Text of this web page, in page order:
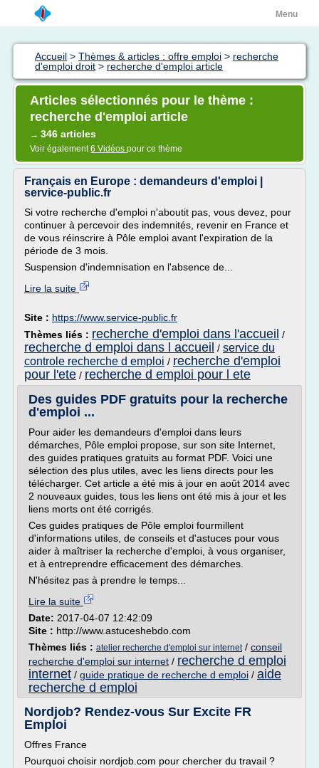
Menu
Accueil > Thèmes & articles : offre emploi > recherche
d'emploi droit > recherche d'emploi article
Articles sélectionnés pour le thème :
recherche d'emploi article
→ 346 articles
Voir également6 Vidéos pour ce thème
Français en Europe : demandeurs d'emploi |
service-public.fr
Si votre recherche d'emploi n'aboutit pas, vous devez, pour
continuer à percevoir des indemnités, revenir en France et
de vous réinscrire à Pôle emploi avant l'expiration de la
période de 3 mois.
Suspension d'indemnisation en l'absence de...
Lire la suite
Site : https://www.service-public.fr
Thèmes liés : recherche d'emploi dans l'accueil /
recherche d emploi dans l accueil / service du
controle recherche d emploi / recherche d'emploi
pour l'ete / recherche d emploi pour l ete
Des guides PDF gratuits pour la recherche
d'emploi ...
Pour aider les demandeurs d'emploi dans leurs
démarches, Pôle emploi propose, sur son site Internet,
des guides pratiques gratuits au format PDF. Voici une
sélection des plus utiles, avec les liens directs pour les
télécharger. Cet article a été mis à jour en août 2014 avec
2 nouveaux guides, tous les liens ont été mis à jour et les
liens morts ont été corrigés.
Ces guides pratiques de Pôle emploi fourmillent
d'informations utiles, de conseils et d'astuces pour vous
aider à maîtriser la recherche d'emploi, à vous organiser,
et à entreprendre efficacement des démarches.
N'hésitez pas à prendre le temps...
Lire la suite
Date: 2017-04-07 12:42:09
Site : http://www.astuceshebdo.com
Thèmes liés : atelier recherche d'emploi sur internet/ conseil
recherche d'emploi sur internet / recherche d emploi
internet / guide pratique de recherche d emploi / aide
recherche d emploi
Nordjob? Rendez-vous Sur Excite FR
Emploi
Offres France
Pourquoi choisir nordjob.com pour chercher du travail ?